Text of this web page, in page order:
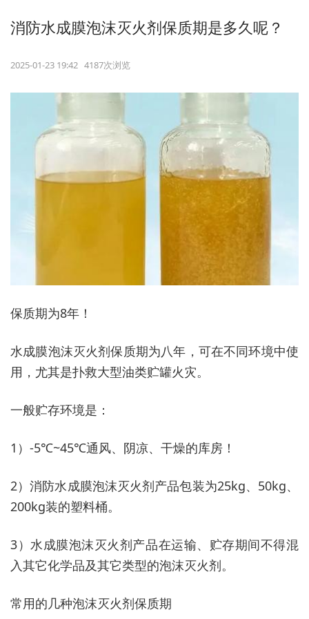
消防水成膜泡沫灭火剂保质期是多久呢？
2025-01-23 19:42 4187次浏览
保质期为8年！
水成膜泡沫灭火剂保质期为八年，可在不同环境中使
用，尤其是扑救大型油类贮罐火灾。
一般贮存环境是：
1）-5℃~45℃通风、阴凉、干燥的库房！
2）消防水成膜泡沫灭火剂产品包装为25kg、50kg、
200kg装的塑料桶。
3）水成膜泡沫灭火剂产品在运输、贮存期间不得混
入其它化学品及其它类型的泡沫灭火剂。
常用的几种泡沫灭火剂保质期